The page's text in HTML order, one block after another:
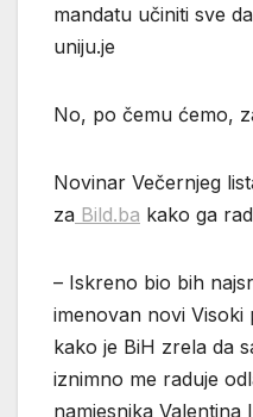
mandatu učiniti sve
uniju.je
No, po čemu ćemo,
Novinar Večernjeg
za Bild.ba kako ga
– Iskreno bio bih
imenovan novi Visoki
kako je BiH zrela da
iznimno me raduje
namjesnika Valentina